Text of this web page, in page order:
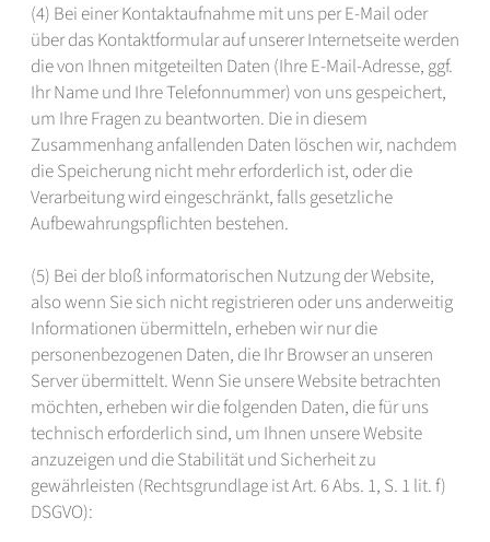
(4) Bei einer Kontaktaufnahme mit uns per E-Mail oder
über das Kontaktformular auf unserer Internetseite werden
die von Ihnen mitgeteilten Daten (Ihre E-Mail-Adresse, ggf.
Ihr Name und Ihre Telefonnummer) von uns gespeichert,
um Ihre Fragen zu beantworten. Die in diesem
Zusammenhang anfallenden Daten löschen wir, nachdem
die Speicherung nicht mehr erforderlich ist, oder die
Verarbeitung wird eingeschränkt, falls gesetzliche
Aufbewahrungspflichten bestehen.
(5) Bei der bloß informatorischen Nutzung der Website,
also wenn Sie sich nicht registrieren oder uns anderweitig
Informationen übermitteln, erheben wir nur die
personenbezogenen Daten, die Ihr Browser an unseren
Server übermittelt. Wenn Sie unsere Website betrachten
möchten, erheben wir die folgenden Daten, die für uns
technisch erforderlich sind, um Ihnen unsere Website
anzuzeigen und die Stabilität und Sicherheit zu
gewährleisten (Rechtsgrundlage ist Art. 6 Abs. 1, S. 1 lit. f)
DSGVO):